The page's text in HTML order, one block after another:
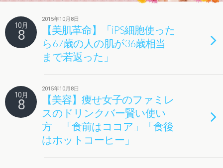
10月
8
2015年10月8日
【美肌革命】「iPS細胞使った
ら67歳の人の肌が36歳相当
まで若返った」
10月
8
2015年10月8日
【美容】痩せ女子のファミレ
スのドリンクバー賢い使い
方 「食前はココア」「食後
はホットコーヒー」